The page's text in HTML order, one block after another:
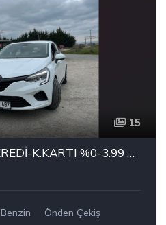
15
TAMAMINA TİCARİ KREDİ-K.KARTI %0-3.99 ÇEK-2.99 SENET-ÇKS SATIŞ
Benzin
Önden Çekiş